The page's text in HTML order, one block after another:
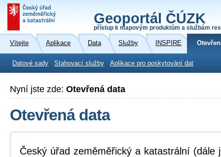
Geoportál ČÚZK
přístup k mapovým produktům a službám
Vítejte Aplikace Data Služby INSPIRE
Datové sady Stahovací služby Aplikace pro poskytování dat
Nyní jste zde: Otevřená data
Otevřená data
Český úřad zeměměřický a katastrální (dále